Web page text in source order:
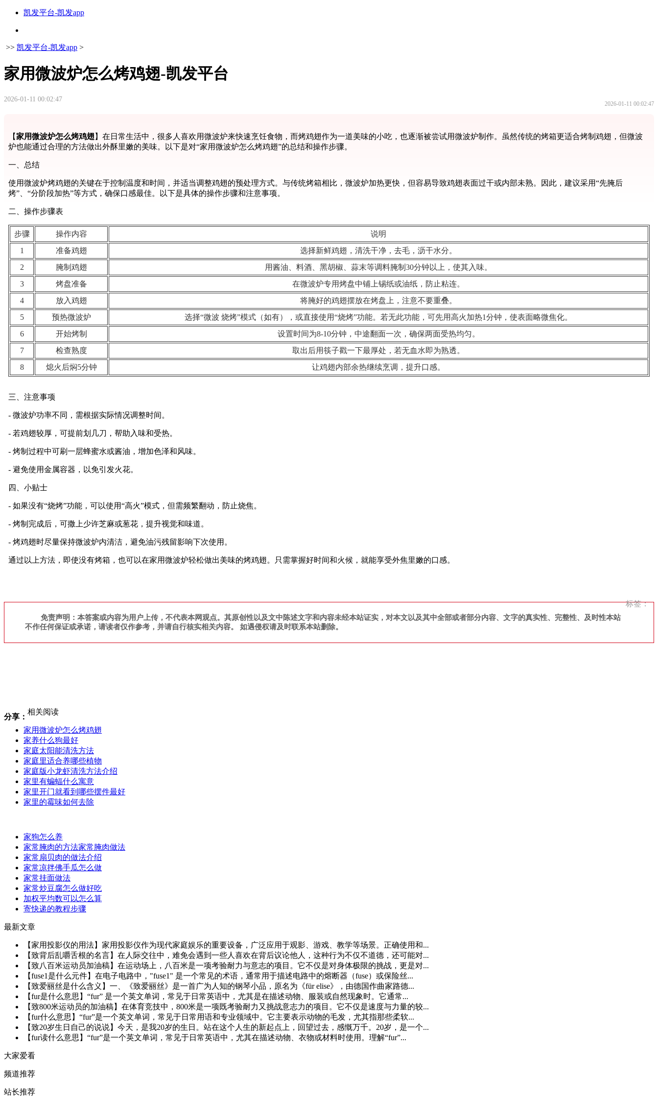
凯发平台-凯发app
>> 凯发平台-凯发app >
家用微波炉怎么烤鸡翅-凯发平台
2026-01-11 00:02:47
2026-01-11 00:02:47
【家用微波炉怎么烤鸡翅 】在日常生活中，很多人喜欢用微波炉来快速烹饪食物，而烤鸡翅作为一道美味的小吃，也逐渐被尝试用微波炉制作。虽然传统的烤箱更适合烤制鸡翅，但微波
炉也能通过合理的方法做出外酥里嫩的美味。以下是对“家用微波炉怎么烤鸡翅”的总结和操作步骤。
一、总结
使用微波炉烤鸡翅的关键在于控制温度和时间，并适当调整鸡翅的预处理方式。与传统烤箱相比，微波炉加热更快，但容易导致鸡翅表面过干或内部未熟。因此，建议采用“先腌后
烤”、“分阶段加热”等方式，确保口感最佳。以下是具体的操作步骤和注意事项。
二、操作步骤表
步骤 操作内容
说明
1
准备鸡翅
选择新鲜鸡翅，清洗干净，去毛，沥干水分。
2
腌制鸡翅
用酱油、料酒、黑胡椒、蒜末等调料腌制30分钟以上，使其入味。
3
烤盘准备
在微波炉专用烤盘中铺上锡纸或油纸，防止粘连。
4
放入鸡翅
将腌好的鸡翅摆放在烤盘上，注意不要重叠。
5
预热微波炉
选择“微波 烧烤”模式（如有），或直接使用“烧烤”功能。若无此功能，可先用高火加热1分钟，使表面略微焦化。
6
开始烤制
设置时间为8-10分钟，中途翻面一次，确保两面受热均匀。
7
检查熟度
取出后用筷子戳一下最厚处，若无血水即为熟透。
8
熄火后焖5分钟 让鸡翅内部余热继续烹调，提升口感。
三、注意事项
- 微波炉功率不同，需根据实际情况调整时间。
- 若鸡翅较厚，可提前划几刀，帮助入味和受热。
- 烤制过程中可刷一层蜂蜜水或酱油，增加色泽和风味。
- 避免使用金属容器，以免引发火花。
四、小贴士
- 如果没有“烧烤”功能，可以使用“高火”模式，但需频繁翻动，防止烧焦。
- 烤制完成后，可撒上少许芝麻或葱花，提升视觉和味道。
- 烤鸡翅时尽量保持微波炉内清洁，避免油污残留影响下次使用。
通过以上方法，即使没有烤箱，也可以在家用微波炉轻松做出美味的烤鸡翅。只需掌握好时间和火候，就能享受外焦里嫩的口感。
标签：
免责声明：本答案或内容为用户上传，不代表本网观点。其原创性以及文中陈述文字和内容未经本站证实，对本文以及其中全部或者部分内容、文字的真实性、完整性、及时性本站
不作任何保证或承诺，请读者仅作参考，并请自行核实相关内容。 如遇侵权请及时联系本站删除。
分享：
相关阅读
家用微波炉怎么烤鸡翅
家养什么狗最好
家庭太阳能清洗方法
家庭里适合养哪些植物
家庭版小龙虾清洗方法介绍
家里有蝙蝠什么寓意
家里开门就看到哪些摆件最好
家里的霉味如何去除
家狗怎么养
家常腌肉的方法家常腌肉做法
家常扇贝肉的做法介绍
家常凉拌佛手瓜怎么做
家常挂面做法
家常炒豆腐怎么做好吃
加权平均数可以怎么算
寄快递的教程步骤
最新文章
【家用投影仪的用法】家用投影仪作为现代家庭娱乐的重要设备，广泛应用于观影、游戏、教学等场景。正确使用和...
【致背后乱嚼舌根的名言】在人际交往中，难免会遇到一些人喜欢在背后议论他人，这种行为不仅不道德，还可能对...
【致八百米运动员加油稿】在运动场上，八百米是一项考验耐力与意志的项目。它不仅是对身体极限的挑战，更是对...
【fuse1是什么元件】在电子电路中，"fuse1" 是一个常见的术语，通常用于描述电路中的熔断器（fuse）或保险丝...
【致爱丽丝是什么含义】一、《致爱丽丝》是一首广为人知的钢琴小品，原名为《für elise》，由德国作曲家路德...
【fur是什么意思】“fur” 是一个英文单词，常见于日常英语中，尤其是在描述动物、服装或自然现象时。它通常...
【致800米运动员的加油稿】在体育竞技中，800米是一项既考验耐力又挑战意志力的项目。它不仅是速度与力量的较...
【fur什么意思】“fur”是一个英文单词，常见于日常用语和专业领域中。它主要表示动物的毛发，尤其指那些柔软...
【致20岁生日自己的说说】今天，是我20岁的生日。站在这个人生的新起点上，回望过去，感慨万千。20岁，是一个...
【fur读什么意思】“fur”是一个英文单词，常见于日常英语中，尤其在描述动物、衣物或材料时使用。理解“fur”...
大家爱看
频道推荐
站长推荐